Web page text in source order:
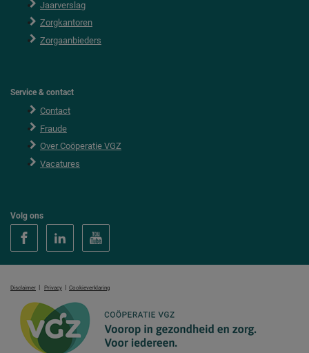
Jaarverslag
Zorgkantoren
Zorgaanbieders
Service & contact
Contact
Fraude
Over Coöperatie VGZ
Vacatures
Volg ons
Disclaimer Privacy Cookieverklaring